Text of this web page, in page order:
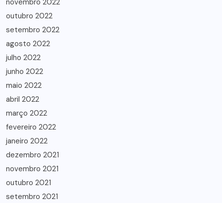
novembro 2022
outubro 2022
setembro 2022
agosto 2022
julho 2022
junho 2022
maio 2022
abril 2022
março 2022
fevereiro 2022
janeiro 2022
dezembro 2021
novembro 2021
outubro 2021
setembro 2021